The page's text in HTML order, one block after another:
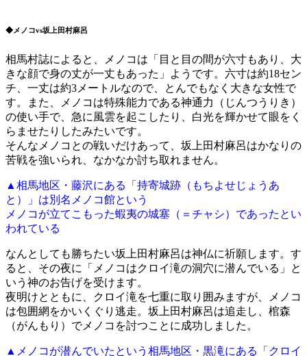
◆メノコvs坂上田村麻呂
相馬村誌によると、メノコは「目と目の間が六寸もあり、大
きな顔で身の丈が一丈もあった」ようです。六寸は約18セン
チ、一丈は約3メートルなので、とんでもなく大きな女性で
す。また、メノコは特殊能力である神通力（じんつうりき）
の使い手で、急に風雲を起こしたり、白光を輝かせて眼をく
らませたりしたみたいです。
そんなメノコとの戦いだけあって、坂上田村麻呂はかなりの
苦戦を強いられ、なかなか討ち取れません。
▲相馬地区・藤沢にある「持寄城跡（もちよせじょうあ
と）」は別名メノコ館という
メノコが立てこもった蝦夷の城塞（＝チャシ）であったとい
われている
なんとしても勝ちたい坂上田村麻呂は神仏に祈願します。す
ると、その夜に「メノコはクロイ滝の洞穴に潜んでいる」と
いう神のお告げを受けます。
夜明けとともに、クロイ滝を七重に取り囲みますが、メノコ
は包囲網をかいくぐり逃走。坂上田村麻呂は追走し、棺森
（がんもり）でメノコを討つことに成功しました。
▲メノコが潜んでいたという相馬地区・黒滝にある「クロイ